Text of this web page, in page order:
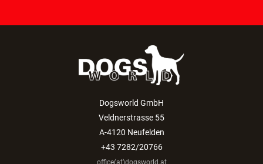
Dogsworld GmbH
Veldnerstrasse 55
A-4120 Neufelden
+43 7282/20766
office(at)dogsworld.at